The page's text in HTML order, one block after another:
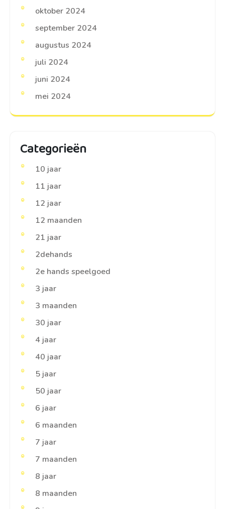
oktober 2024
september 2024
augustus 2024
juli 2024
juni 2024
mei 2024
Categorieën
10 jaar
11 jaar
12 jaar
12 maanden
21 jaar
2dehands
2e hands speelgoed
3 jaar
3 maanden
30 jaar
4 jaar
40 jaar
5 jaar
50 jaar
6 jaar
6 maanden
7 jaar
7 maanden
8 jaar
8 maanden